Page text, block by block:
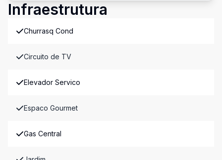
Infraestrutura
Churrasq Cond
Circuito de TV
Elevador Servico
Espaco Gourmet
Gas Central